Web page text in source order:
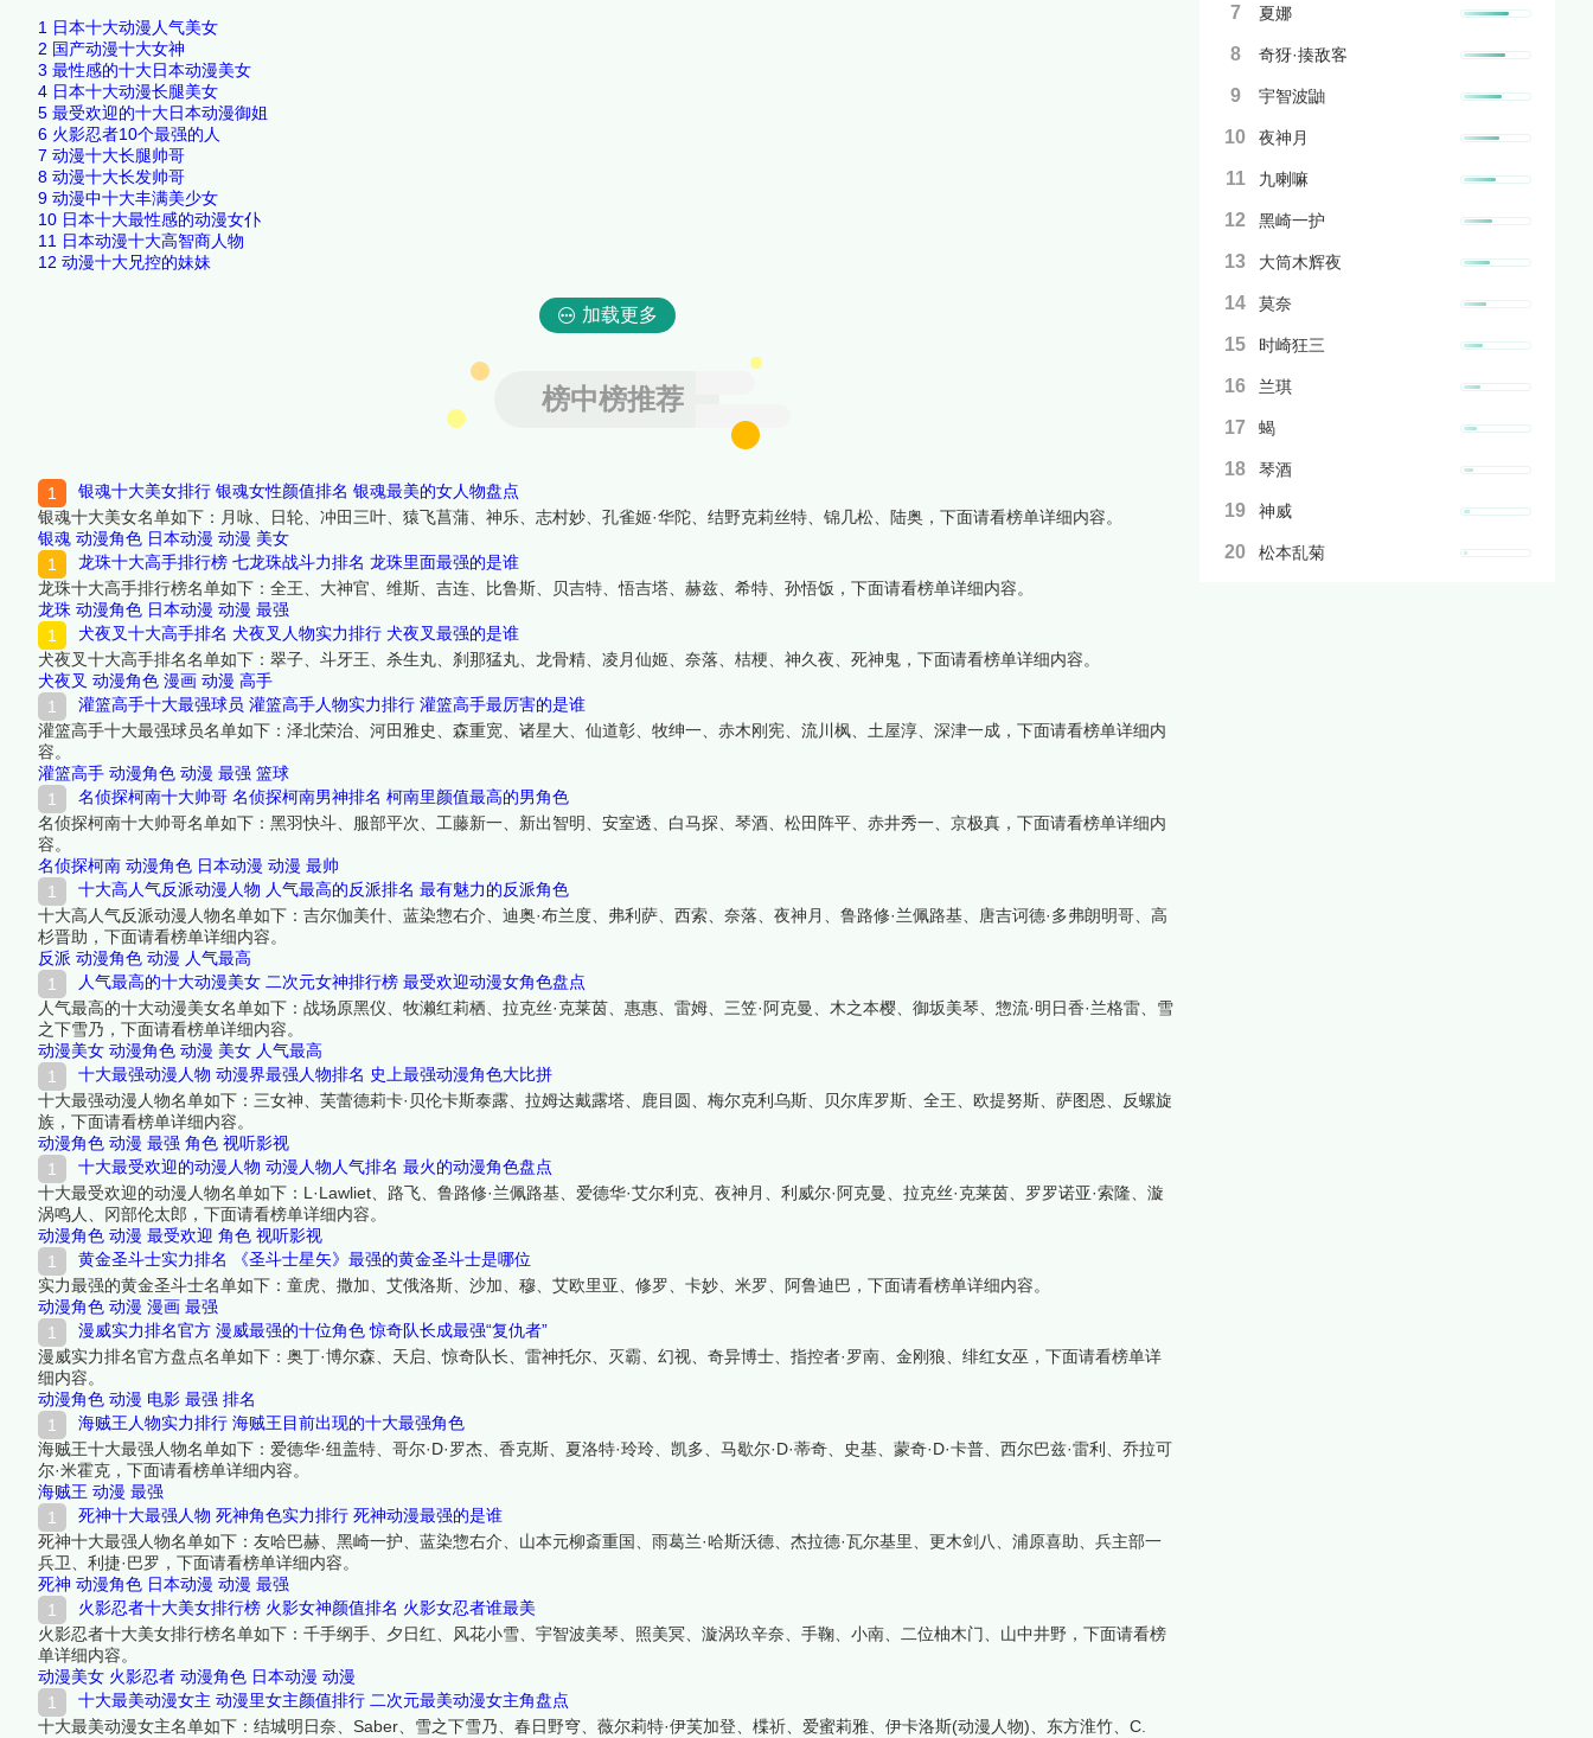
1 日本十大动漫人气美女
2 国产动漫十大女神
3 最性感的十大日本动漫美女
4 日本十大动漫长腿美女
5 最受欢迎的十大日本动漫御姐
6 火影忍者10个最强的人
7 动漫十大长腿帅哥
8 动漫十大长发帅哥
9 动漫中十大丰满美少女
10 日本十大最性感的动漫女仆
11 日本动漫十大高智商人物
12 动漫十大兄控的妹妹
加载更多
榜中榜推荐
银魂十大美女排行 银魂女性颜值排名 银魂最美的女人物盘点
银魂十大美女名单如下：月咏、日轮、冲田三叶、猿飞菖蒲、神乐、志村妙、孔雀姬·华陀、结野克莉丝特、锦几松、陆奥，下面请看榜单详细内容。
银魂 动漫角色 日本动漫 动漫 美女
龙珠十大高手排行榜 七龙珠战斗力排名 龙珠里面最强的是谁
龙珠十大高手排行榜名单如下：全王、大神官、维斯、吉连、比鲁斯、贝吉特、悟吉塔、赫兹、希特、孙悟饭，下面请看榜单详细内容。
龙珠 动漫角色 日本动漫 动漫 最强
犬夜叉十大高手排名 犬夜叉人物实力排行 犬夜叉最强的是谁
犬夜叉十大高手排名名单如下：翠子、斗牙王、杀生丸、刹那猛丸、龙骨精、凌月仙姬、奈落、桔梗、神久夜、死神鬼，下面请看榜单详细内容。
犬夜叉 动漫角色 漫画 动漫 高手
灌篮高手十大最强球员 灌篮高手人物实力排行 灌篮高手最厉害的是谁
灌篮高手十大最强球员名单如下：泽北荣治、河田雅史、森重宽、诸星大、仙道彰、牧绅一、赤木刚宪、流川枫、土屋淳、深津一成，下面请看榜单详细内
容。
灌篮高手 动漫角色 动漫 最强 篮球
名侦探柯南十大帅哥 名侦探柯南男神排名 柯南里颜值最高的男角色
名侦探柯南十大帅哥名单如下：黑羽快斗、服部平次、工藤新一、新出智明、安室透、白马探、琴酒、松田阵平、赤井秀一、京极真，下面请看榜单详细内
容。
名侦探柯南 动漫角色 日本动漫 动漫 最帅
十大高人气反派动漫人物 人气最高的反派排名 最有魅力的反派角色
十大高人气反派动漫人物名单如下：吉尔伽美什、蓝染惣右介、迪奥·布兰度、弗利萨、西索、奈落、夜神月、鲁路修·兰佩路基、唐吉诃德·多弗朗明哥、高
杉晋助，下面请看榜单详细内容。
反派 动漫角色 动漫 人气最高
人气最高的十大动漫美女 二次元女神排行榜 最受欢迎动漫女角色盘点
人气最高的十大动漫美女名单如下：战场原黑仪、牧濑红莉栖、拉克丝·克莱茵、惠惠、雷姆、三笠·阿克曼、木之本樱、御坂美琴、惣流·明日香·兰格雷、雪
之下雪乃，下面请看榜单详细内容。
动漫美女 动漫角色 动漫 美女 人气最高
十大最强动漫人物 动漫界最强人物排名 史上最强动漫角色大比拼
十大最强动漫人物名单如下：三女神、芙蕾德莉卡·贝伦卡斯泰露、拉姆达戴露塔、鹿目圆、梅尔克利乌斯、贝尔库罗斯、全王、欧提努斯、萨图恩、反螺旋
族，下面请看榜单详细内容。
动漫角色 动漫 最强 角色 视听影视
十大最受欢迎的动漫人物 动漫人物人气排名 最火的动漫角色盘点
十大最受欢迎的动漫人物名单如下：L·Lawliet、路飞、鲁路修·兰佩路基、爱德华·艾尔利克、夜神月、利威尔·阿克曼、拉克丝·克莱茵、罗罗诺亚·索隆、漩
涡鸣人、冈部伦太郎，下面请看榜单详细内容。
动漫角色 动漫 最受欢迎 角色 视听影视
黄金圣斗士实力排名 《圣斗士星矢》最强的黄金圣斗士是哪位
实力最强的黄金圣斗士名单如下：童虎、撒加、艾俄洛斯、沙加、穆、艾欧里亚、修罗、卡妙、米罗、阿鲁迪巴，下面请看榜单详细内容。
动漫角色 动漫 漫画 最强
漫威实力排名官方 漫威最强的十位角色 惊奇队长成最强“复仇者”
漫威实力排名官方盘点名单如下：奥丁·博尔森、天启、惊奇队长、雷神托尔、灭霸、幻视、奇异博士、指控者·罗南、金刚狼、绯红女巫，下面请看榜单详
细内容。
动漫角色 动漫 电影 最强 排名
海贼王人物实力排行 海贼王目前出现的十大最强角色
海贼王十大最强人物名单如下：爱德华·纽盖特、哥尔·D·罗杰、香克斯、夏洛特·玲玲、凯多、马歇尔·D·蒂奇、史基、蒙奇·D·卡普、西尔巴兹·雷利、乔拉可
尔·米霍克，下面请看榜单详细内容。
海贼王 动漫 最强
死神十大最强人物 死神角色实力排行 死神动漫最强的是谁
死神十大最强人物名单如下：友哈巴赫、黑崎一护、蓝染惣右介、山本元柳斎重国、雨葛兰·哈斯沃德、杰拉德·瓦尔基里、更木剑八、浦原喜助、兵主部一
兵卫、利捷·巴罗，下面请看榜单详细内容。
死神 动漫角色 日本动漫 动漫 最强
火影忍者十大美女排行榜 火影女神颜值排名 火影女忍者谁最美
火影忍者十大美女排行榜名单如下：千手纲手、夕日红、风花小雪、宇智波美琴、照美冥、漩涡玖辛奈、手鞠、小南、二位柚木门、山中井野，下面请看榜
单详细内容。
动漫美女 火影忍者 动漫角色 日本动漫 动漫
十大最美动漫女主 动漫里女主颜值排行 二次元最美动漫女主角盘点
十大最美动漫女主名单如下：结城明日奈、Saber、雪之下雪乃、春日野穹、薇尔莉特·伊芙加登、楪祈、爱蜜莉雅、伊卡洛斯(动漫人物)、东方淮竹、C.
7 夏娜
8 奇犽·揍敌客
9 宇智波鼬
10 夜神月
11 九喇嘛
12 黑崎一护
13 大筒木辉夜
14 莫奈
15 时崎狂三
16 兰琪
17 蝎
18 琴酒
19 神威
20 松本乱菊